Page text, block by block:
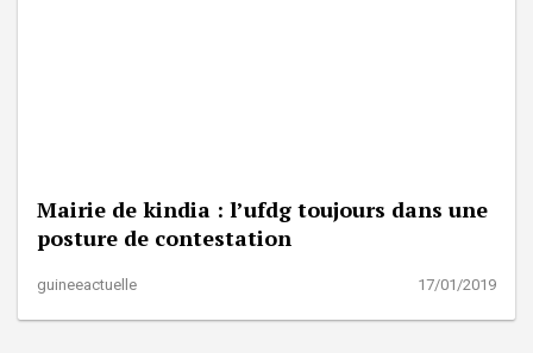
Mairie de kindia : l’ufdg toujours dans une
posture de contestation
guineeactuelle 17/01/2019